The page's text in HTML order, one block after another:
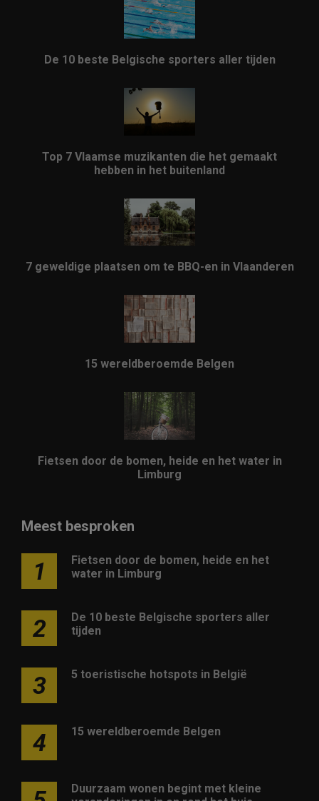
De 10 beste Belgische sporters aller tijden
Top 7 Vlaamse muzikanten die het gemaakt
hebben in het buitenland
7 geweldige plaatsen om te BBQ-en in Vlaanderen
15 wereldberoemde Belgen
Fietsen door de bomen, heide en het water in
Limburg
Meest besproken
1
Fietsen door de bomen, heide en het
water in Limburg
2
De 10 beste Belgische sporters aller
tijden
3 5 toeristische hotspots in België
4 15 wereldberoemde Belgen
Duurzaam wonen begint met kleine